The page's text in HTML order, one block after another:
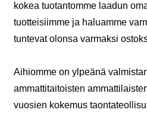
kokea tuotantomme laadun
tuotteisiimme ja haluamme
tuntevat olonsa varmaksi
Aihiomme on ylpeänä
ammattitaitoisten
vuosien kokemus